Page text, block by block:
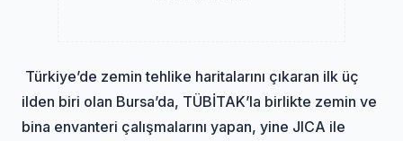
Türkiye’de zemin tehlike haritalarını çıkaran ilk üç
ilden biri olan Bursa’da, TÜBİTAK’la birlikte zemin ve
bina envanteri çalışmalarını yapan, yine JICA ile